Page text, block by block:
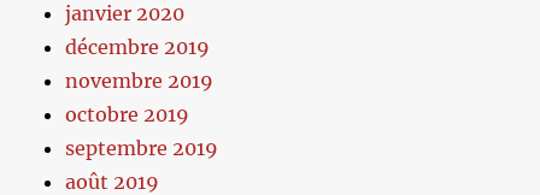
janvier 2020
décembre 2019
novembre 2019
octobre 2019
septembre 2019
août 2019